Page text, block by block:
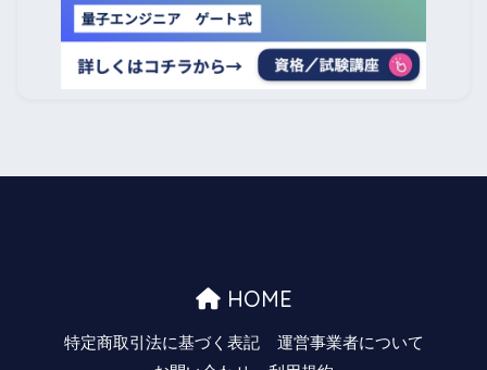
HOME
特定商取引法に基づく表記
運営事業者について